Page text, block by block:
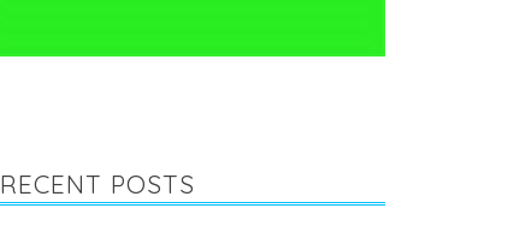
RECENT POSTS